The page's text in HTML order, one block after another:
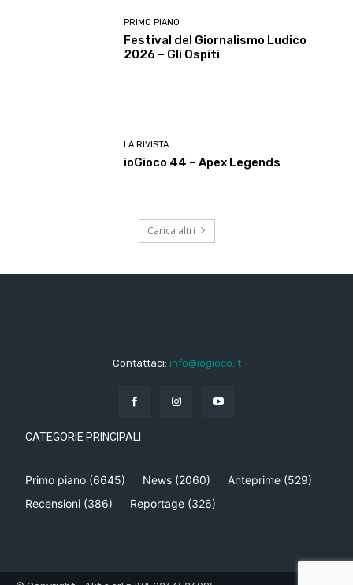
PRIMO PIANO
Festival del Giornalismo Ludico
2026 – Gli Ospiti
LA RIVISTA
ioGioco 44 – Apex Legends
Carica altri
Contattaci: info@iogioco.it
CATEGORIE PRINCIPALI
Primo piano (6645) News (2060) Anteprime (529)
Recensioni (386) Reportage (326)